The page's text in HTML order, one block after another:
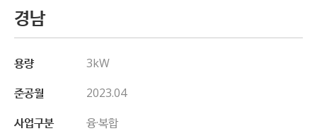
경남
용량
3kW
준공월
2023.04
사업구분
융·복합